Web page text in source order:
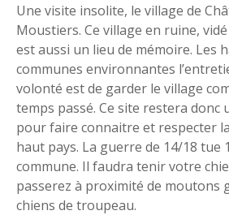
Une visite insolite, le village de
Moustiers. Ce village en ruine,
est aussi un lieu de mémoire. Les
communes environnantes
volonté est de garder le village
temps passé. Ce site restera donc
pour faire connaitre et respecter
haut pays. La guerre de 14/18 tue
commune. Il faudra tenir votre
passerez à proximité de moutons
chiens de troupeau.